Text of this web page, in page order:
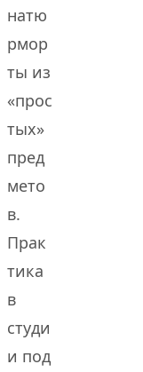
натю
рмор
ты из
«прос
тых»
пред
мето
в.
Прак
тика
в
студи
и под